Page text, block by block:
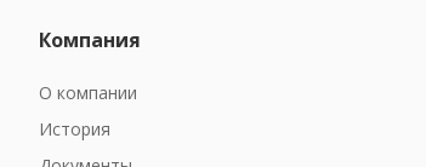
Компания
О компании
История